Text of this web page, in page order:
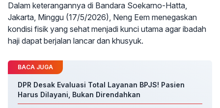
Dalam keterangannya di Bandara Soekarno-Hatta,
Jakarta, Minggu (17/5/2026), Neng Eem menegaskan
kondisi fisik yang sehat menjadi kunci utama agar ibadah
haji dapat berjalan lancar dan khusyuk.
BACA JUGA
DPR Desak Evaluasi Total Layanan BPJS! Pasien
Harus Dilayani, Bukan Direndahkan